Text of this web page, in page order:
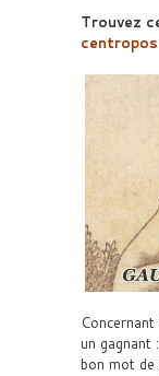
Trouvez
un gagnant
bon mot de